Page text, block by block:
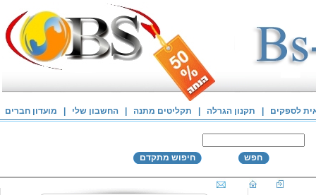
לספקים תקנון הגרלה תקליטים מתנה החשבון שלי מועדון חברים
חפש חיפוש מתקדם